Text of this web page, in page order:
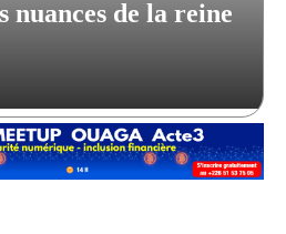
nuances de la reine